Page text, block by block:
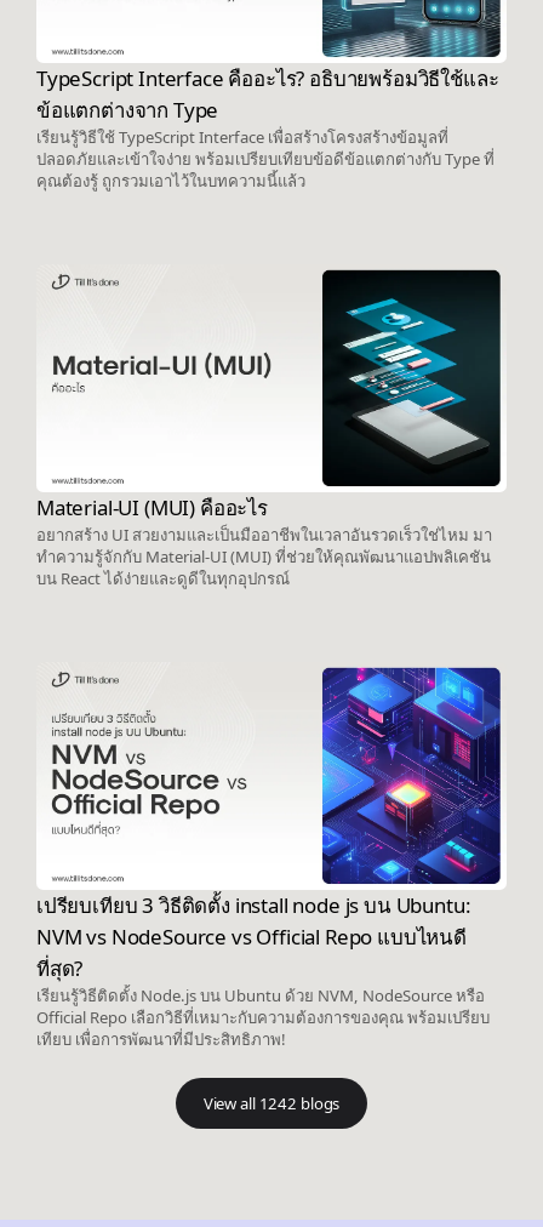
TypeScript Interface คืออะไร? อธิบายพร้อมวิธีใช้และ
ข้อแตกต่างจาก Type
เรียนรู้วิธีใช้ TypeScript Interface เพื่อสร้างโครงสร้างข้อมูลที่
ปลอดภัยและเข้าใจง่าย พร้อมเปรียบเทียบข้อดีข้อแตกต่างกับ Type ที่
คุณต้องรู้ ถูกรวมเอาไว้ในบทความนี้แล้ว
Material-UI (MUI) คืออะไร
อยากสร้าง UI สวยงามและเป็นมืออาชีพในเวลาอันรวดเร็วใช่ไหม มา
ทำความรู้จักกับ Material-UI (MUI) ที่ช่วยให้คุณพัฒนาแอปพลิเคชัน
บน React ได้ง่ายและดูดีในทุกอุปกรณ์
เปรียบเทียบ 3 วิธีติดตั้ง install node js บน Ubuntu:
NVM vs NodeSource vs Official Repo แบบไหนดี
ที่สุด?
เรียนรู้วิธีติดตั้ง Node.js บน Ubuntu ด้วย NVM, NodeSource หรือ
Official Repo เลือกวิธีที่เหมาะกับความต้องการของคุณ พร้อมเปรียบ
เทียบ เพื่อการพัฒนาที่มีประสิทธิภาพ!
View all 1242 blogs